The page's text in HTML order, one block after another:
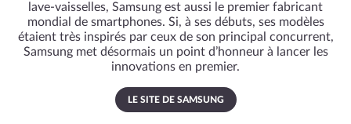
lave-vaisselles, Samsung est aussi le premier fabricant
mondial de smartphones. Si, à ses débuts, ses modèles
étaient très inspirés par ceux de son principal concurrent,
Samsung met désormais un point d’honneur à lancer les
innovations en premier.
LE SITE DE SAMSUNG